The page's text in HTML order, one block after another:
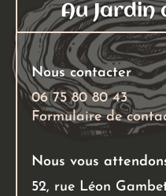
Au Jardin
Nous contacter
06 75 80 80 43
Formulaire de
Nous vous
52, rue Léon